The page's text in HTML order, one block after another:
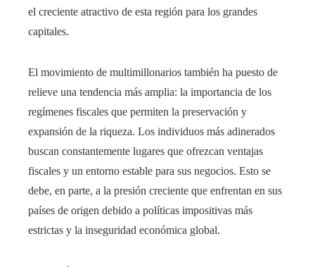
el creciente atractivo de esta región para los grandes
capitales.
El movimiento de multimillonarios también ha puesto de
relieve una tendencia más amplia: la importancia de los
regímenes fiscales que permiten la preservación y
expansión de la riqueza. Los individuos más adinerados
buscan constantemente lugares que ofrezcan ventajas
fiscales y un entorno estable para sus negocios. Esto se
debe, en parte, a la presión creciente que enfrentan en sus
países de origen debido a políticas impositivas más
estrictas y la inseguridad económica global.